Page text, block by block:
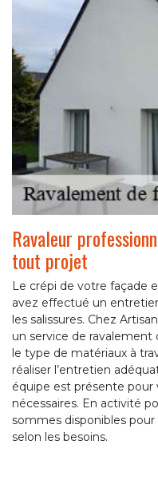
Ravaleur
tout projet
Le crépi de votre façade
avez effectué un
les salissures. Chez
un service de ravalement
le type de matériaux à
réaliser l’entretien
équipe est présente pour
nécessaires. En activité
sommes disponibles pour
selon les besoins.